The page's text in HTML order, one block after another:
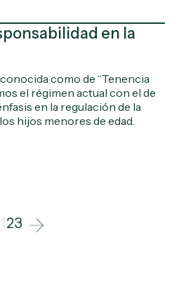
en la
como de “Tenencia
el régimen actual con el de
en la regulación de la
hijos menores de edad.
23